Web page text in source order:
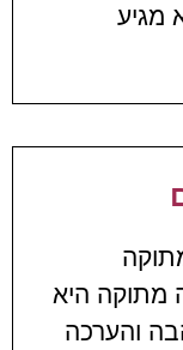
מגיע
מתוקה היא
והערכה